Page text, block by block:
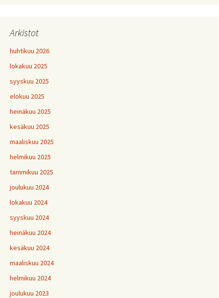
Arkistot
huhtikuu 2026
lokakuu 2025
syyskuu 2025
elokuu 2025
heinäkuu 2025
kesäkuu 2025
maaliskuu 2025
helmikuu 2025
tammikuu 2025
joulukuu 2024
lokakuu 2024
syyskuu 2024
heinäkuu 2024
kesäkuu 2024
maaliskuu 2024
helmikuu 2024
joulukuu 2023